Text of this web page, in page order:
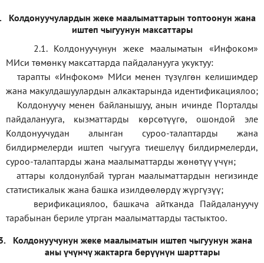
Колдонуучулардын жеке маалыматтарын топтоонун жана
иштеп чыгуунун максаттары
2.1. Колдонуучунун жеке маалыматын «Инфоком»
МИси төмөнкү максаттарда пайдаланууга укуктуу:
тарапты «Инфоком» МИси менен түзүлгөн келишимдер
жана макулдашуулардын алкактарында идентификациялоо;
Колдонуучу менен байланышуу, анын ичинде Порталды
пайдаланууга, кызматтарды көрсөтүүгө, ошондой эле
Колдонуучудан алынган суроо-талаптарды жана
билдирмелерди иштеп чыгууга тиешелүү билдирмелерди,
суроо-талаптарды жана маалыматтарды жөнөтүү үчүн;
аттары колдонулбай турган маалыматтардын негизинде
статистикалык жана башка изилдөөлөрдү жүргүзүү;
верификациялоо,башкача айтканда Пайдалануучу
тарабынан бериле утрган маалыматтарды тастыктоо.
Колдонуучунун жеке маалыматын иштеп чыгуунун жана
аны үчүнчү жактарга берүүнүн шарттары